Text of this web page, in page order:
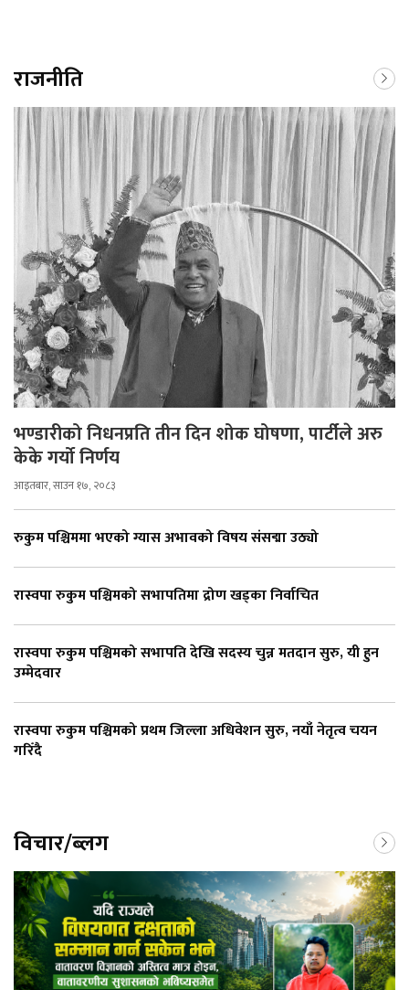
राजनीति
भण्डारीको निधनप्रति तीन दिन शोक घोषणा, पार्टीले अरु
केके गर्यो निर्णय
आइतबार, साउन १७, २०८३
रुकुम पश्चिममा भएको ग्यास अभावको विषय संसद्मा उठ्यो
रास्वपा रुकुम पश्चिमको सभापतिमा द्रोण खड्का निर्वाचित
रास्वपा रुकुम पश्चिमको सभापति देखि सदस्य चुन्न मतदान सुरु, यी हुन
उम्मेदवार
रास्वपा रुकुम पश्चिमको प्रथम जिल्ला अधिवेशन सुरु, नयाँ नेतृत्व चयन
गरिँदै
विचार/ब्लग